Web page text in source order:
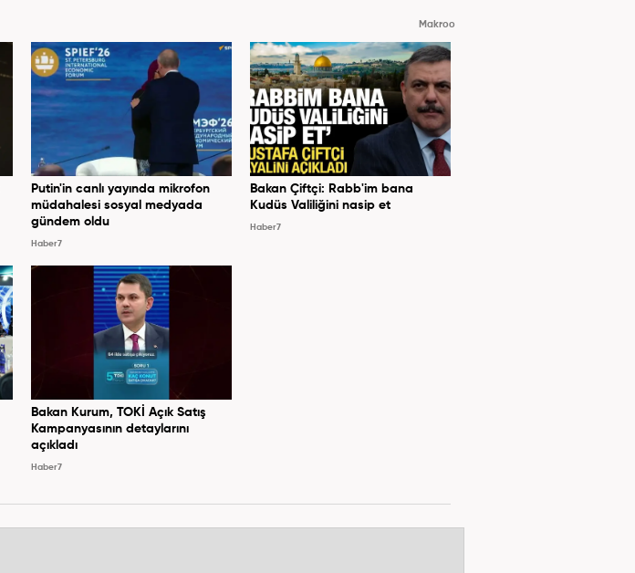
Makroo
Putin'in canlı yayında mikrofon
müdahalesi sosyal medyada
gündem oldu
Haber7
Bakan Çiftçi: Rabb'im bana
Kudüs Valiliğini nasip et
Haber7
Bakan Kurum, TOKİ Açık Satış
Kampanyasının detaylarını
açıkladı
Haber7